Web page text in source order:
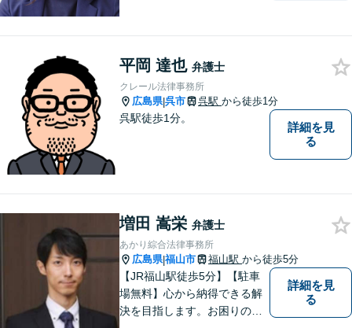
相談ください。
平岡 達也 弁護士
クレール法律事務所
広島県|呉市 呉駅 から徒歩1分
呉駅徒歩1分。
詳細を見
る
増田 嵩栄 弁護士
あかり綜合法律事務所
広島県|福山市 福山駅 から徒歩5分
【JR福山駅徒歩5分】【駐車
場無料】心から納得できる解
決を目指します。お困りの方
詳細を見
る